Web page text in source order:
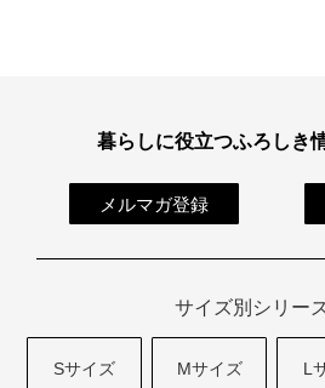
暮らしに役立つふろしき
メルマガ登録
サイズ別シリー
Sサイズ Mサイズ L